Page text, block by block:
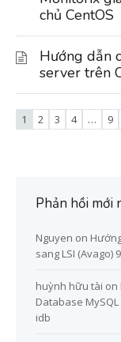
chủ CentOS
Hướng dẫn
server trên
1 2 3 4 … 9
Phản hồi mới
Nguyen on
sang LSI (Avago)
huỳnh hữu tài on
Database
idb